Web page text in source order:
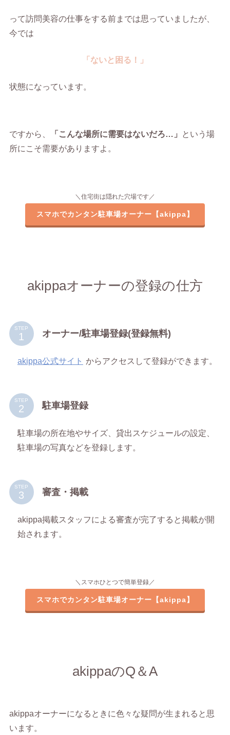
って訪問美容の仕事をする前までは思っていましたが、
今では
「ないと困る！」
状態になっています。
ですから、 「こんな場所に需要はないだろ…」
という場
所にこそ需要がありますよ。
＼住宅街は隠れた穴場です／
スマホでカンタン駐車場オーナー【akippa】
akippaオーナーの登録の仕方
STEP
オーナー/駐車場登録(登録無料)
akippa公式サイト からアクセスして登録ができます。
STEP
駐車場登録
駐車場の所在地やサイズ、貸出スケジュールの設定、
駐車場の写真などを登録します。
STEP
審査・掲載
akippa掲載スタッフによる審査が完了すると掲載が開
始されます。
＼スマホひとつで簡単登録／
スマホでカンタン駐車場オーナー【akippa】
akippaのQ＆A
akippaオーナーになるときに色々な疑問が生まれると思
います。